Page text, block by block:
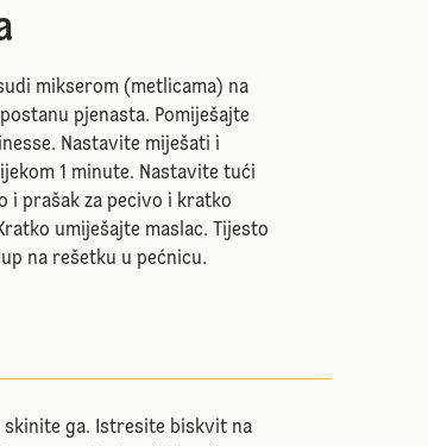
mikserom (metlicama) na
pjenasta. Pomiješajte
Nastavite miješati i
1 minute. Nastavite tući
i prašak za pecivo i kratko
umiješajte maslac. Tijesto
na rešetku u pećnicu.
ga. Istresite biskvit na